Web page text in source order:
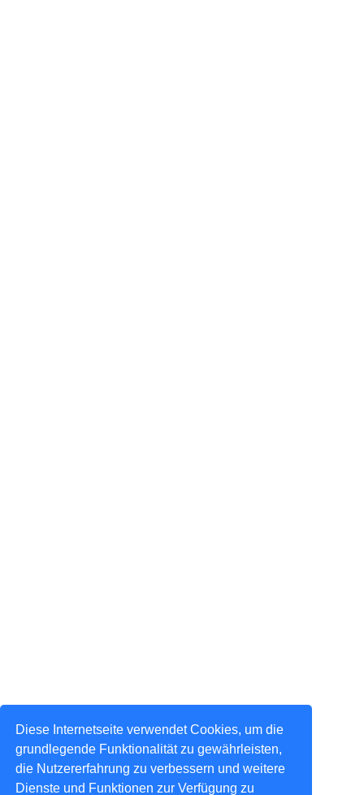
Diese Internetseite verwendet Cookies, um die
grundlegende Funktionalität zu gewährleisten,
die Nutzererfahrung zu verbessern und weitere
Dienste und Funktionen zur Verfügung zu